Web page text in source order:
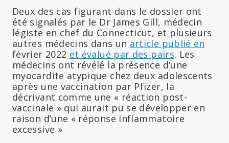
Deux des cas figurant dans le dossier ont
été signalés par le Dr James Gill, médecin
légiste en chef du Connecticut, et plusieurs
autres médecins dans un article publié en
février 2022 et évalué par des pairs. Les
médecins ont révélé la présence d’une
myocardite atypique chez deux adolescents
après une vaccination par Pfizer, la
décrivant comme une « réaction post-
vaccinale » qui aurait pu se développer en
raison d’une « réponse inflammatoire
excessive »